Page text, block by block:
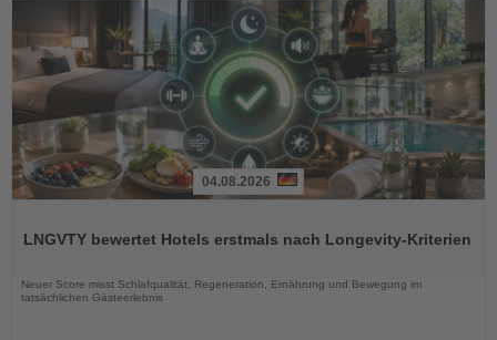
die
04.08.2026
LNGVTY bewertet Hotels erstmals nach Longevity-Kriterien
Neuer Score misst Schlafqualität, Regeneration, Ernährung und Bewegung im
tatsächlichen Gästeerlebnis